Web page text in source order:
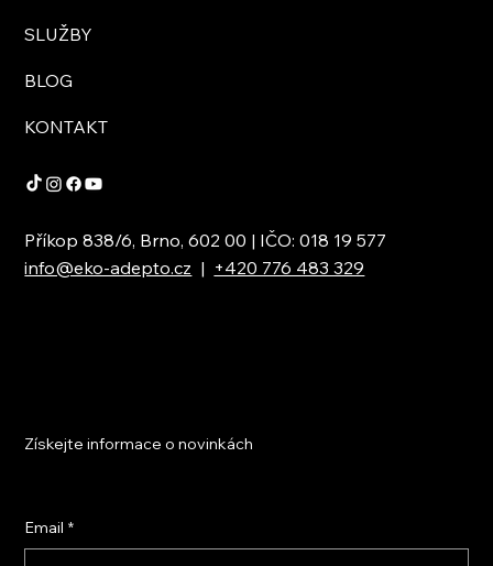
SLUŽBY
BLOG
KONTAKT
Příkop 838/6, Brno, 602 00 | IČO: 018 19 577
info@eko-adepto.cz | +420 776 483 329
Získejte informace o novinkách
Email *